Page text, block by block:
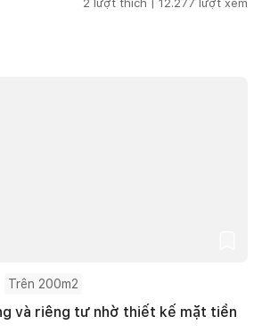
2 lượt thích | 12.277 lượt xem
Trên 200m2
và riêng tư nhờ thiết kế mặt tiền